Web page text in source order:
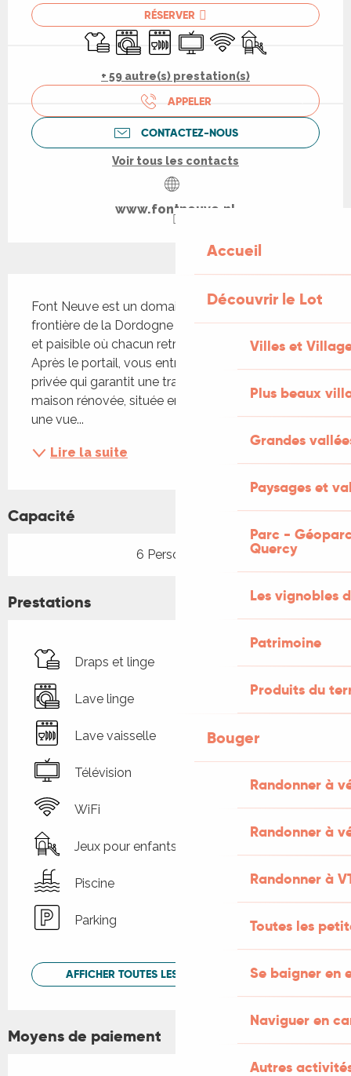
Accueil
Découvrir le Lot
Villes et
Plus beaux
Grandes
Paysages et
Parc -
Quercy
Les vignobles
Patrimoine
Produits du
Bouger
Randonner à
Randonner à
Randonner à
Toutes les
Se baigner en
Naviguer en
Autres
RÉSERVER
Draps et linge
Lave lingeLave vaisselle
Télévision
WiFi Jeux pour enfants
+ 59 autre(s) prestation(s)
APPELER
CONTACTEZ-NOUS
Voir tous les contacts
www.fontneuve.nl
Font Neuve est un domaine de 10 hectares à la
frontière de la Dordogne et du Lot, un lieu intime
et paisible où chacun retrouve calme et liberté.
Après le portail, vous entrez dans une vallée
privée qui garantit une tranquillité absolue. La
maison rénovée, située en lisière de forêt, offre
une vue...
Lire la suite
Capacité
6 Personne(s)
Prestations
Draps et linge
Lave linge
Lave vaisselle
Télévision
WiFi
Jeux pour enfants / Espace jeux
Piscine
Parking
AFFICHER TOUTES LES PRESTATIONS
Moyens de paiement